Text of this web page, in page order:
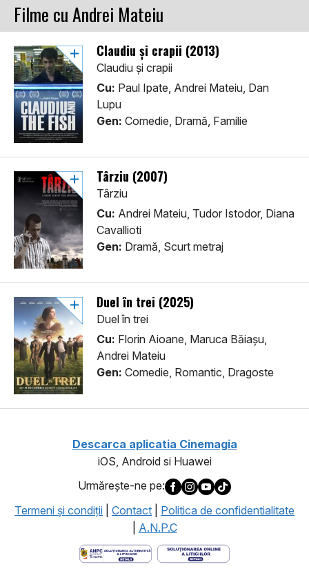
Filme cu Andrei Mateiu
Claudiu și crapii (2013)
Claudiu și crapii
Cu: Paul Ipate, Andrei Mateiu, Dan
Lupu
Gen: Comedie, Dramă, Familie
Târziu (2007)
Târziu
Cu: Andrei Mateiu, Tudor Istodor, Diana
Cavallioti
Gen: Dramă, Scurt metraj
Duel în trei (2025)
Duel în trei
Cu: Florin Aioane, Maruca Băiașu,
Andrei Mateiu
Gen: Comedie, Romantic, Dragoste
Descarca aplicatia Cinemagia
iOS, Android si Huawei
Urmăreşte-ne pe:
Termeni şi condiţii
Contact
Politica de confidentialitate
A.N.P.C